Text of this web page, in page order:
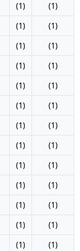
(1)
(1)
(1)
(1)
(1)
(1)
(1)
(1)
(1)
(1)
(1)
(1)
(1)
(1)
(1)
(1)
(1)
(1)
(1)
(1)
(1)
(1)
(1)
(1)
(1)
(1)